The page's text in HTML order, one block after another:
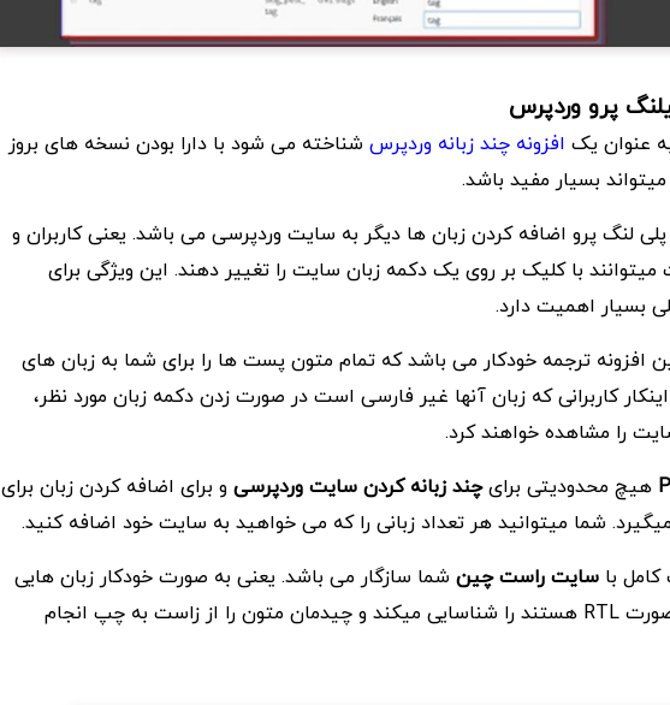
پرو وردپرس
عنوان یک افزونه چند زبانه وردپرس شناخته می شود با دارا بودن نسخه های بروز
بسیار مفید باشد.
پلی لنگ پرو اضافه کردن زبان ها دیگر به سایت وردپرسی می باشد. یعنی کاربران و
میتوانند با کلیک بر روی یک دکمه زبان سایت را تغییر دهند. این ویژگی برای
بسیار اهمیت دارد.
افزونه ترجمه خودکار می باشد که تمام متون پست ها را برای شما به زبان های
اینکار کاربرانی که زبان آنها غیر فارسی است در صورت زدن دکمه زبان مورد نظر،
را مشاهده خواهند کرد.
هیچ محدودیتی برایچند زبانه کردن سایت وردپرسی و برای اضافه کردن زبان برای
شما میتوانید هر تعداد زبانی را که می خواهید به سایت خود اضافه کنید.
با سایت راست چین شما سازگار می باشد. یعنی به صورت خودکار زبان هایی
مانند فارسی که به صورت RTL هستند را شناسایی میکند و چیدمان متون را از زاست به چپ انجام